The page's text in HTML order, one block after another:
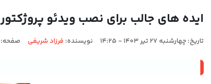
ایده های جالب برای نصب ویدئو پروژکتور
تاریخ:چهارشنبه 27 تیر 1403 - 14:25 نویسنده: فرزاد شریفی صفحه: